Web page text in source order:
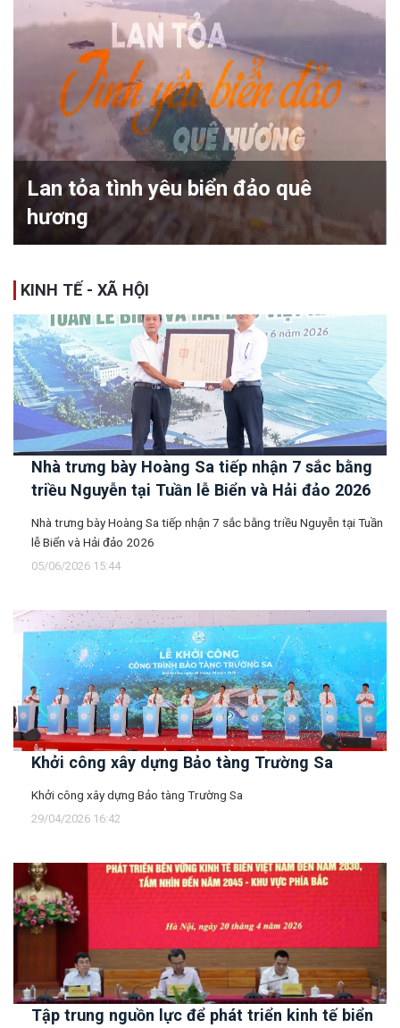
Lan tỏa tình yêu biển đảo quê
hương
KINH TẾ - XÃ HỘI
Nhà trưng bày Hoàng Sa tiếp nhận 7 sắc bằng
triều Nguyễn tại Tuần lễ Biển và Hải đảo 2026
Nhà trưng bày Hoàng Sa tiếp nhận 7 sắc bằng triều Nguyễn tại Tuần
lễ Biển và Hải đảo 2026
05/06/2026 15:44
Khởi công xây dựng Bảo tàng Trường Sa
Khởi công xây dựng Bảo tàng Trường Sa
29/04/2026 16:42
Tập trung nguồn lực để phát triển kinh tế biển